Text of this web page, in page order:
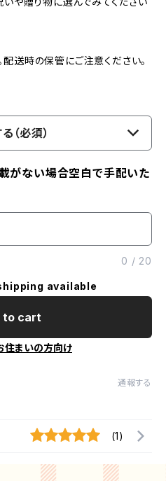
送時の保管にご注意ください。
（必須）
がない場合空白で手配いた
0 / 20
available
to cart
住まいの方向け
通報する
(1)